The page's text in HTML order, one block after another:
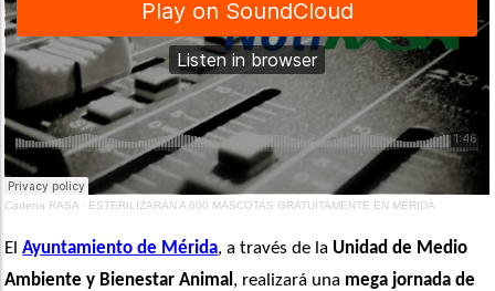
Cadena RASA · ESTERILIZARÁN A 600 MASCOTAS GRATUITAMENTE EN MÉRIDA
El Ayuntamiento de Mérida, a través de la Unidad de Medio
Ambiente y Bienestar Animal , realizará una mega jornada de